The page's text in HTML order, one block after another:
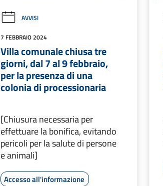
AVVISI
7 FEBBRAIO 2024
Villa comunale chiusa tre
giorni, dal 7 al 9 febbraio,
per la presenza di una
colonia di processionaria
[Chiusura necessaria per
effettuare la bonifica, evitando
pericoli per la salute di persone
e animali]
Accesso all'informazione